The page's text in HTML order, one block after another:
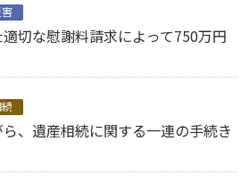
切な慰謝料請求によって750万円
、遺産相続に関する一連の手続き